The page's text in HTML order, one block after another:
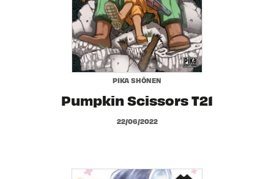
PIKA SHÔNEN
Pumpkin Scissors T21
22/06/2022